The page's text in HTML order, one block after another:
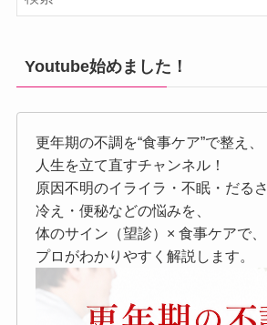
Youtube始めました！
更年期の不調を“食事ケア”で整え、
人生を立て直すチャンネル！
原因不明のイライラ・不眠・だるさ
冷え・便秘などの悩みを、
体のサイン（望診）× 食事ケアで、
プロがわかりやすく解説します。